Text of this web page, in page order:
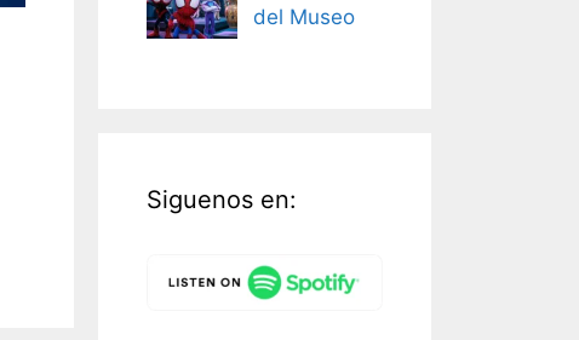
del Museo
Siguenos en: